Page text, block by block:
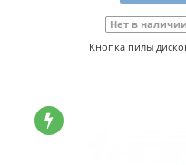
Нет в наличии
Кнопка пилы